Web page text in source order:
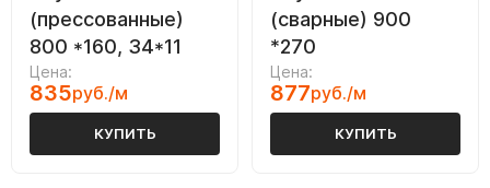
(прессованные)
800 *160, 34*11
Цена:
835руб./м
КУПИТЬ
(сварные) 900
*270
Цена:
877руб./м
КУПИТЬ